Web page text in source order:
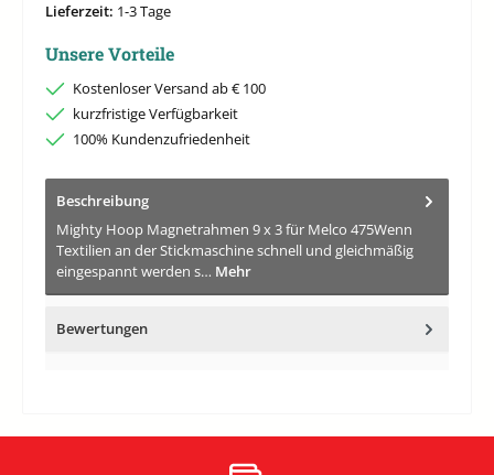
Lieferzeit: 1-3 Tage
Unsere Vorteile
Kostenloser Versand ab € 100
kurzfristige Verfügbarkeit
100% Kundenzufriedenheit
Beschreibung
Mighty Hoop Magnetrahmen 9 x 3 für Melco 475Wenn
Textilien an der Stickmaschine schnell und gleichmäßig
eingespannt werden s… Mehr
Bewertungen